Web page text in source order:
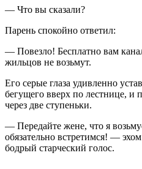
— Что вы сказали?
Парень спокойно ответил:
— Повезло! Бесплатно вам
жильцов не возьмут.
Его серые глаза удивленно
бегущего вверх по лестнице,
через две ступеньки.
— Передайте жене, что я
обязательно встретимся! —
бодрый старческий голос.